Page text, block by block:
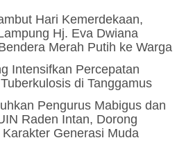
Hari Kemerdekaan,
Hj. Eva Dwiana
Merah Putih ke Warga
Intensifkan Percepatan
di Tanggamus
Pengurus Mabigus dan
Raden Intan, Dorong
Generasi Muda